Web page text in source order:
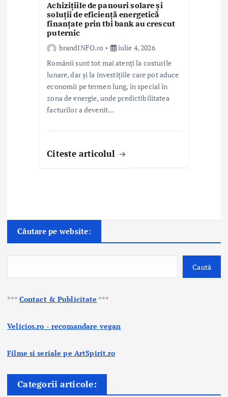
Achizițiile de panouri solare și
soluții de eficiență energetică
finanțate prin tbi bank au crescut
puternic
brandINFO.ro
iulie 4, 2026
Românii sunt tot mai atenți la costurile
lunare, dar și la investițiile care pot aduce
economii pe termen lung, în special în
zona de energie, unde predictibilitatea
facturilor a devenit…
Citeste articolul
Căutare pe website:
Caută
*** Contact & Publicitate ***
Velicios.ro - recomandare vegan
Filme si seriale pe ArtSpirit.ro
Categorii articole: